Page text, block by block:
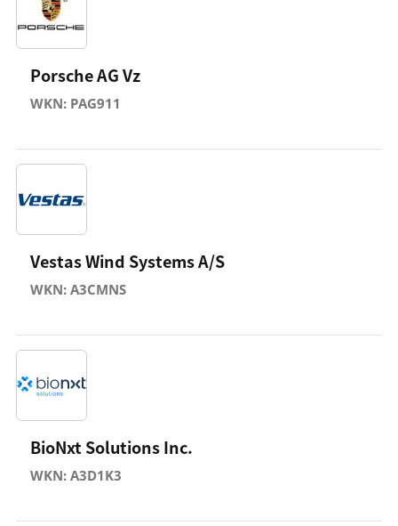
Porsche AG Vz
WKN: PAG911
Vestas Wind Systems A/S
WKN: A3CMNS
BioNxt Solutions Inc.
WKN: A3D1K3